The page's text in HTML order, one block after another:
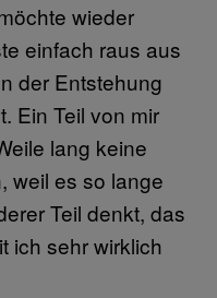
wieder
einfach raus aus
der Entstehung
Ein Teil von mir
lang keine
weil es so lange
Teil denkt, das
ich sehr wirklich